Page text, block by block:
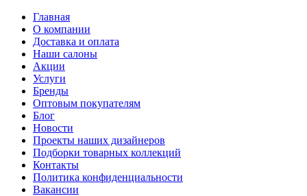
Главная
О компании
Доставка и оплата
Наши cалоны
Акции
Услуги
Бренды
Оптовым покупателям
Блог
Новости
Проекты наших дизайнеров
Подборки товарных коллекций
Контакты
Политика конфиденциальности
Вакансии